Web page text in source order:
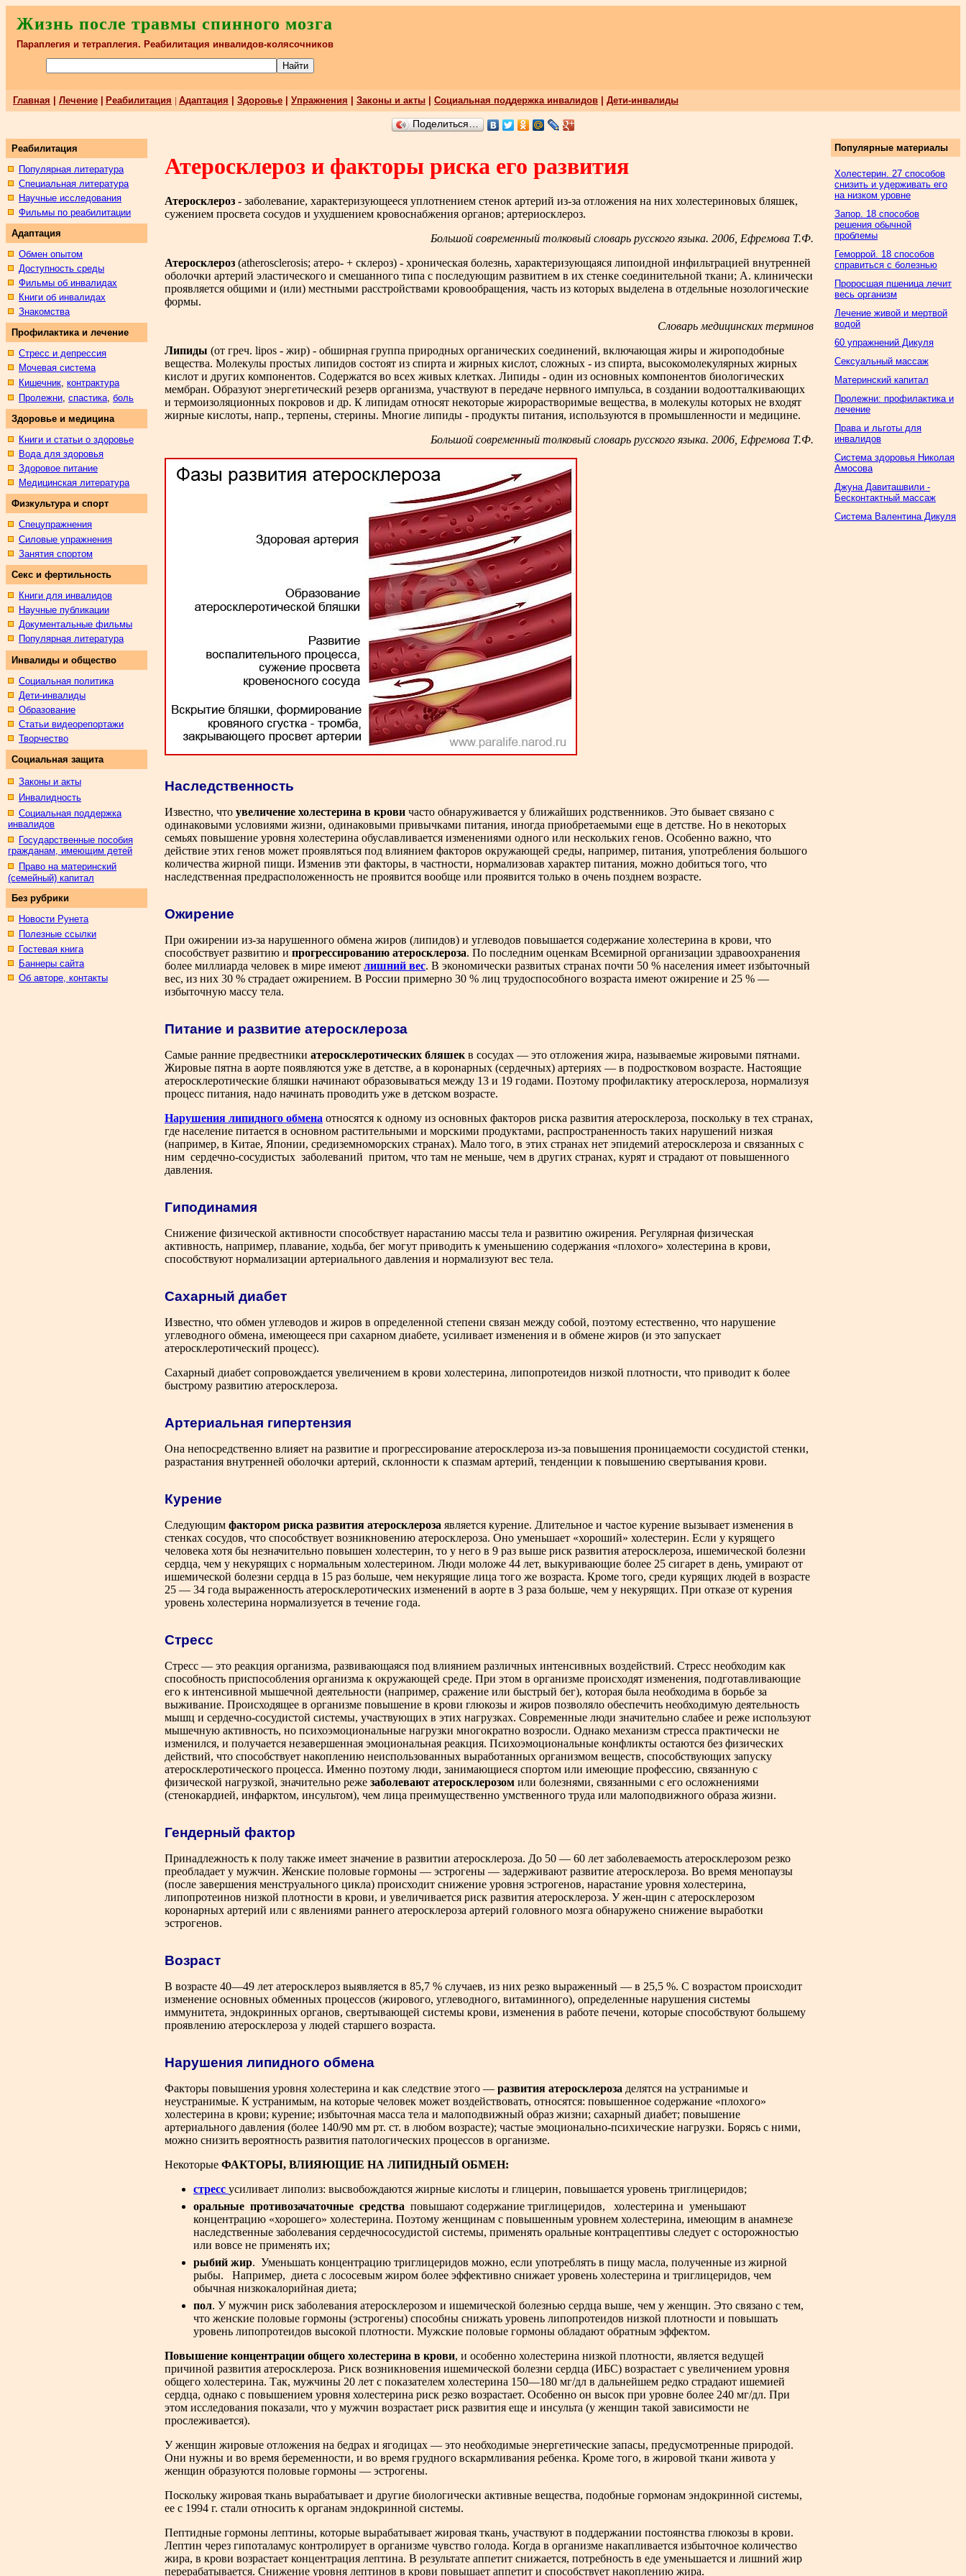
Жизнь после травмы спинного мозга
Параплегия и тетраплегия. Реабилитация инвалидов-колясочников
Главная Лечение Реабилитация | Адаптация Здоровье Упражнения Законы и акты Социальная поддержка инвалидов Дети-инвалиды
Поделиться…
Реабилитация
Популярная литература
Специальная литература
Научные исследования
Фильмы по реабилитации
Адаптация
Обмен опытом
Доступность среды
Фильмы об инвалидах
Книги об инвалидах
Знакомства
Профилактика и лечение
Стресс и депрессия
Мочевая система
Кишечник, контрактура
Пролежни, спастика, боль
Здоровье и медицина
Книги и статьи о здоровье
Вода для здоровья
Здоровое питание
Медицинская литература
Физкультура и спорт
Спецупражнения
Силовые упражнения
Занятия спортом
Секс и фертильность
Книги для инвалидов
Научные публикации
Документальные фильмы
Популярная литература
Инвалиды и общество
Социальная политика
Дети-инвалиды
Образование
Статьи видеорепортажи
Творчество
Социальная защита
Законы и акты
Инвалидность
Социальная поддержка
инвалидов
Государственные пособия
гражданам, имеющим детей
Право на материнский
(семейный) капитал
Без рубрики
Новости Рунета
Полезные ссылки
Гостевая книга
Баннеры сайта
Об авторе, контакты
Атеросклероз и факторы риска его развития
Атеросклероз - заболевание, характеризующееся уплотнением стенок артерий из-за отложения на них холестериновых бляшек,
сужением просвета сосудов и ухудшением кровоснабжения органов; артериосклероз.
Большой современный толковый словарь русского языка. 2006, Ефремова Т.Ф.
Атеросклероз (atherosclerosis; атеро- + склероз) - хроническая болезнь, характеризующаяся липоидной инфильтрацией внутренней
оболочки артерий эластического и смешанного типа с последующим развитием в их стенке соединительной ткани; А. клинически
проявляется общими и (или) местными расстройствами кровообращения, часть из которых выделена в отдельные нозологические
формы.
Словарь медицинских терминов
Липиды (от греч. lipos - жир) - обширная группа природных органических соединений, включающая жиры и жироподобные
вещества. Молекулы простых липидов состоят из спирта и жирных кислот, сложных - из спирта, высокомолекулярных жирных
кислот и других компонентов. Содержатся во всех живых клетках. Липиды - один из основных компонентов биологических
мембран. Образуют энергетический резерв организма, участвуют в передаче нервного импульса, в создании водоотталкивающих
и термоизоляционных покровов и др. К липидам относят некоторые жирорастворимые вещества, в молекулы которых не входят
жирные кислоты, напр., терпены, стерины. Многие липиды - продукты питания, используются в промышленности и медицине.
Большой современный толковый словарь русского языка. 2006, Ефремова Т.Ф.
Наследственность
Известно, что увеличение холестерина в крови часто обнаруживается у ближайших родственников. Это бывает связано с
одинаковыми условиями жизни, одинаковыми привычками питания, иногда приобретаемыми еще в детстве. Но в некоторых
семьях повышение уровня холестерина обуславливается изменениями одного или нескольких генов. Особенно важно, что
действие этих генов может проявляться под влиянием факторов окружающей среды, например, питания, употребления большого
количества жирной пищи. Изменив эти факторы, в частности, нормализовав характер питания, можно добиться того, что
наследственная предрасположенность не проявится вообще или проявится только в очень позднем возрасте.
Ожирение
При ожирении из-за нарушенного обмена жиров (липидов) и углеводов повышается содержание холестерина в крови, что
способствует развитию и прогрессированию атеросклероза. По последним оценкам Всемирной организации здравоохранения
более миллиарда человек в мире имеют лишний вес. В экономически развитых странах почти 50 % населения имеет избыточный
вес, из них 30 % страдает ожирением. В России примерно 30 % лиц трудоспособного возраста имеют ожирение и 25 % —
избыточную массу тела.
Питание и развитие атеросклероза
Самые ранние предвестники атеросклеротических бляшекв сосудах — это отложения жира, называемые жировыми пятнами.
Жировые пятна в аорте появляются уже в детстве, а в коронарных (сердечных) артериях — в подростковом возрасте. Настоящие
атеросклеротические бляшки начинают образовываться между 13 и 19 годами. Поэтому профилактику атеросклероза, нормализуя
процесс питания, надо начинать проводить уже в детском возрасте.
Нарушения липидного обмена относятся к одному из основных факторов риска развития атеросклероза, поскольку в тех странах,
где население питается в основном растительными и морскими продуктами, распространенность таких нарушений низкая
(например, в Китае, Японии, средиземноморских странах). Мало того, в этих странах нет эпидемий атеросклероза и связанных с
ним сердечно-сосудистых заболеваний притом, что там не меньше, чем в других странах, курят и страдают от повышенного
давления.
Гиподинамия
Снижение физической активности способствует нарастанию массы тела и развитию ожирения. Регулярная физическая
активность, например, плавание, ходьба, бег могут приводить к уменьшению содержания «плохого» холестерина в крови,
способствуют нормализации артериального давления и нормализуют вес тела.
Сахарный диабет
Известно, что обмен углеводов и жиров в определенной степени связан между собой, поэтому естественно, что нарушение
углеводного обмена, имеющееся при сахарном диабете, усиливает изменения и в обмене жиров (и это запускает
атеросклеротический процесс).
Сахарный диабет сопровождается увеличением в крови холестерина, липопротеидов низкой плотности, что приводит к более
быстрому развитию атеросклероза.
Артериальная гипертензия
Она непосредственно влияет на развитие и прогрессирование атеросклероза из-за повышения проницаемости сосудистой стенки,
разрастания внутренней оболочки артерий, склонности к спазмам артерий, тенденции к повышению свертывания крови.
Курение
Следующим фактором риска развития атеросклероза является курение. Длительное и частое курение вызывает изменения в
стенках сосудов, что способствует возникновению атеросклероза. Оно уменьшает «хороший» холестерин. Если у курящего
человека хотя бы незначительно повышен холестерин, то у него в 9 раз выше риск развития атеросклероза, ишемической болезни
сердца, чем у некурящих с нормальным холестерином. Люди моложе 44 лет, выкуривающие более 25 сигарет в день, умирают от
ишемической болезни сердца в 15 раз больше, чем некурящие лица того же возраста. Кроме того, среди курящих людей в возрасте
25 — 34 года выраженность атеросклеротических изменений в аорте в 3 раза больше, чем у некурящих. При отказе от курения
уровень холестерина нормализуется в течение года.
Стресс
Стресс — это реакция организма, развивающаяся под влиянием различных интенсивных воздействий. Стресс необходим как
способность приспособления организма к окружающей среде. При этом в организме происходят изменения, подготавливающие
его к интенсивной мышечной деятельности (например, сражение или быстрый бег), которая была необходима в борьбе за
выживание. Происходящее в организме повышение в крови глюкозы и жиров позволяло обеспечить необходимую деятельность
мышц и сердечно-сосудистой системы, участвующих в этих нагрузках. Современные люди значительно слабее и реже используют
мышечную активность, но психоэмоциональные нагрузки многократно возросли. Однако механизм стресса практически не
изменился, и получается незавершенная эмоциональная реакция. Психоэмоциональные конфликты остаются без физических
действий, что способствует накоплению неиспользованных выработанных организмом веществ, способствующих запуску
атеросклеротического процесса. Именно поэтому люди, занимающиеся спортом или имеющие профессию, связанную с
физической нагрузкой, значительно реже заболевают атеросклерозом или болезнями, связанными с его осложнениями
(стенокардией, инфарктом, инсультом), чем лица преимущественно умственного труда или малоподвижного образа жизни.
Гендерный фактор
Принадлежность к полу также имеет значение в развитии атеросклероза. До 50 — 60 лет заболеваемость атеросклерозом резко
преобладает у мужчин. Женские половые гормоны — эстрогены — задерживают развитие атеросклероза. Во время менопаузы
(после завершения менструального цикла) происходит снижение уровня эстрогенов, нарастание уровня холестерина,
липопротеинов низкой плотности в крови, и увеличивается риск развития атеросклероза. У жен-щин с атеросклерозом
коронарных артерий или с явлениями раннего атеросклероза артерий головного мозга обнаружено снижение выработки
эстрогенов.
Возраст
В возрасте 40—49 лет атеросклероз выявляется в 85,7 % случаев, из них резко выраженный — в 25,5 %. С возрастом происходит
изменение основных обменных процессов (жирового, углеводного, витаминного), определенные нарушения системы
иммунитета, эндокринных органов, свертывающей системы крови, изменения в работе печени, которые способствуют большему
проявлению атеросклероза у людей старшего возраста.
Нарушения липидного обмена
Факторы повышения уровня холестерина и как следствие этого — развития атеросклероза делятся на устранимые и
неустранимые. К устранимым, на которые человек может воздействовать, относятся: повышенное содержание «плохого»
холестерина в крови; курение; избыточная масса тела и малоподвижный образ жизни; сахарный диабет; повышение
артериального давления (более 140/90 мм рт. ст. в любом возрасте); частые эмоционально-психические нагрузки. Борясь с ними,
можно снизить вероятность развития патологических процессов в организме.
Некоторые ФАКТОРЫ, ВЛИЯЮЩИЕ НА ЛИПИДНЫЙ ОБМЕН:
стресс усиливает липолиз: высвобождаются жирные кислоты и глицерин, повышается уровень триглицеридов;
оральные противозачаточные средства повышают содержание триглицеридов, холестерина и уменьшают
концентрацию «хорошего» холестерина. Поэтому женщинам с повышенным уровнем холестерина, имеющим в анамнезе
наследственные заболевания сердечнососудистой системы, применять оральные контрацептивы следует с осторожностью
или вовсе не применять их;
рыбий жир. Уменьшать концентрацию триглицеридов можно, если употреблять в пищу масла, полученные из жирной
рыбы. Например, диета с лососевым жиром более эффективно снижает уровень холестерина и триглицеридов, чем
обычная низкокалорийная диета;
пол. У мужчин риск заболевания атеросклерозом и ишемической болезнью сердца выше, чем у женщин. Это связано с тем,
что женские половые гормоны (эстрогены) способны снижать уровень липопротеидов низкой плотности и повышать
уровень липопротеидов высокой плотности. Мужские половые гормоны обладают обратным эффектом.
Повышение концентрации общего холестерина в крови, и особенно холестерина низкой плотности, является ведущей
причиной развития атеросклероза. Риск возникновения ишемической болезни сердца (ИБС) возрастает с увеличением уровня
общего холестерина. Так, мужчины 20 лет с показателем холестерина 150—180 мг/дл в дальнейшем редко страдают ишемией
сердца, однако с повышением уровня холестерина риск резко возрастает. Особенно он высок при уровне более 240 мг/дл. При
этом исследования показали, что у мужчин возрастает риск развития еще и инсульта (у женщин такой зависимости не
прослеживается).
У женщин жировые отложения на бедрах и ягодицах — это необходимые энергетические запасы, предусмотренные природой.
Они нужны и во время беременности, и во время грудного вскармливания ребенка. Кроме того, в жировой ткани живота у
женщин образуются половые гормоны — эстрогены.
Поскольку жировая ткань вырабатывает и другие биологически активные вещества, подобные гормонам эндокринной системы,
ее с 1994 г. стали относить к органам эндокринной системы.
Пептидные гормоны лептины, которые вырабатывает жировая ткань, участвуют в поддержании постоянства глюкозы в крови.
Лептин через гипоталамус контролирует в организме чувство голода. Когда в организме накапливается избыточное количество
жира, в крови возрастает концентрация лептина. В результате аппетит снижается, потребность в еде уменьшается и лишний жир
перерабатывается. Снижение уровня лептинов в крови повышает аппетит и способствует накоплению жира.
Популярные материалы
Холестерин. 27 способов
снизить и удерживать его
на низком уровне
Запор. 18 способов
решения обычной
проблемы
Геморрой. 18 способов
справиться с болезнью
Проросшая пшеница лечит
весь организм
Лечение живой и мертвой
водой
60 упражнений Дикуля
Сексуальный массаж
Материнский капитал
Пролежни: профилактика и
лечение
Права и льготы для
инвалидов
Система здоровья Николая
Амосова
Джуна Давиташвили -
Бесконтактный массаж
Система Валентина Дикуля